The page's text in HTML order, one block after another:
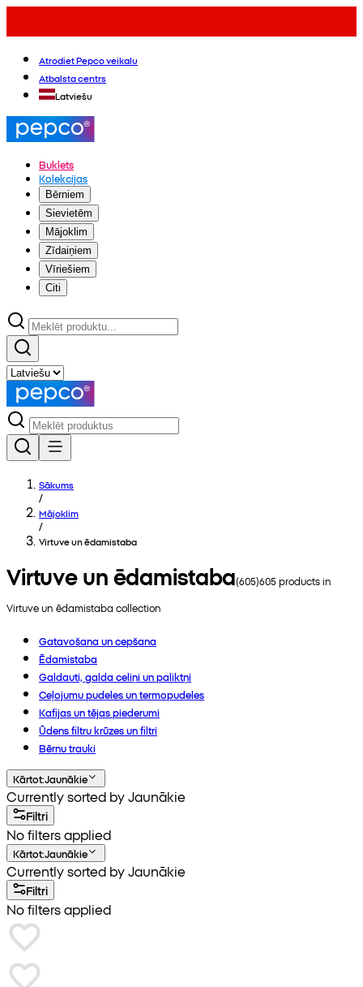
Atrodiet Pepco veikalu
Atbalsta centrs
Latviešu
Buklets
Kolekcijas
Bērniem
Sievietēm
Mājoklim
Zīdaiņiem
Vīriešiem
Citi
Sākums
/
Mājoklim
/
Virtuve un ēdamistaba
Virtuve un ēdamistaba(605)605products in
Virtuve un ēdamistaba collection
Gatavošana un cepšana
Ēdamistaba
Galdauti, galda celiņi un paliktņi
Ceļojumu pudeles un termopudeles
Kafijas un tējas piederumi
Ūdens filtru krūzes un filtri
Bērnu trauki
Kārtot:Jaunākie
Currently sorted by Jaunākie
Filtri
No filters applied
Kārtot:Jaunākie
Currently sorted by Jaunākie
Filtri
No filters applied